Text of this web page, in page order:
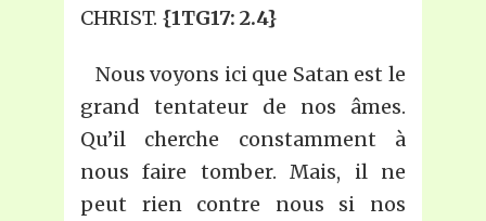
CHRIST. {1TG17: 2.4}
Nous voyons ici que Satan est le
grand tentateur de nos âmes.
Qu’il cherche constamment à
nous faire tomber. Mais, il ne
peut rien contre nous si nos